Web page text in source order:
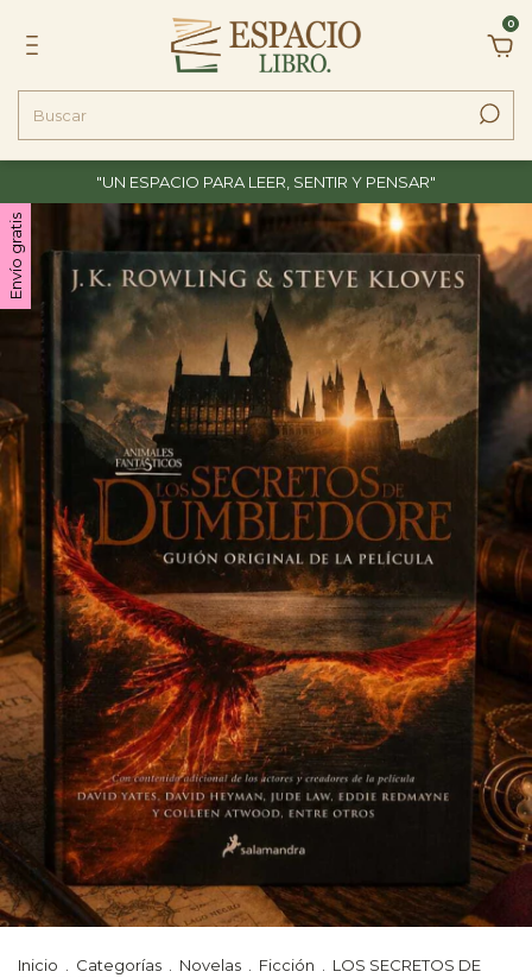
0
"UN ESPACIO PARA LEER, SENTIR Y PENSAR"
Envío gratis
Inicio . Categorías . Novelas . Ficción . LOS SECRETOS DE